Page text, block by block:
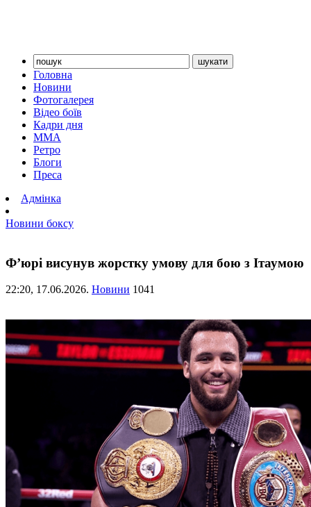
Головна
Новини
Фотогалерея
Відео боїв
Кадри дня
ММА
Ретро
Блоги
Преса
Адмінка
Новини боксу
Ф’юрі висунув жорстку умову для бою з Ітаумою
22:20, 17.06.2026. Новини 1041